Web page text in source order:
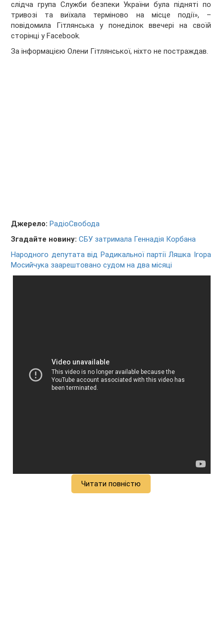
слідча група Служби безпеки України була підняті по
тривозі та виїхала терміново на місце події», –
повідомила Гітлянська у понеділок ввечері на своїй
сторінці у Facebook.
За інформацією Олени Гітлянської, ніхто не постраждав.
Джерело: РадіоСвобода
Згадайте новину:СБУ затримала Геннадія Корбана
Народного депутата від Радикальної партії Ляшка Ігора
Мосийчука заарештовано судом на два місяці
Читати повністю